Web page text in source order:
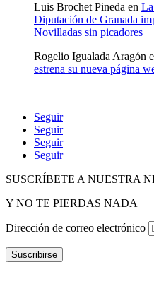
Luis Brochet Pineda en
Diputación de Granada
Novilladas sin picadores
Rogelio Igualada Aragón
estrena su nueva página
Seguir
Seguir
Seguir
Seguir
SUSCRÍBETE A NUESTRA
Y NO TE PIERDAS NADA
Dirección de correo electrónico
Suscribirse